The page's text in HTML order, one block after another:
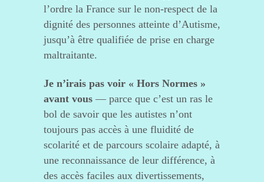
l’ordre la France sur le non-respect de la
dignité des personnes atteinte d’Autisme,
jusqu’à être qualifiée de prise en charge
maltraitante.
Je n’irais pas voir « Hors Normes »
avant vous — parce que c’est un ras le
bol de savoir que les autistes n’ont
toujours pas accès à une fluidité de
scolarité et de parcours scolaire adapté, à
une reconnaissance de leur différence, à
des accès faciles aux divertissements,